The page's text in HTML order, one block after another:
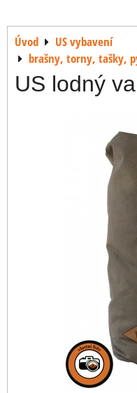
Úvod
US vybavení
brašny, torny, tašky,
US lodný